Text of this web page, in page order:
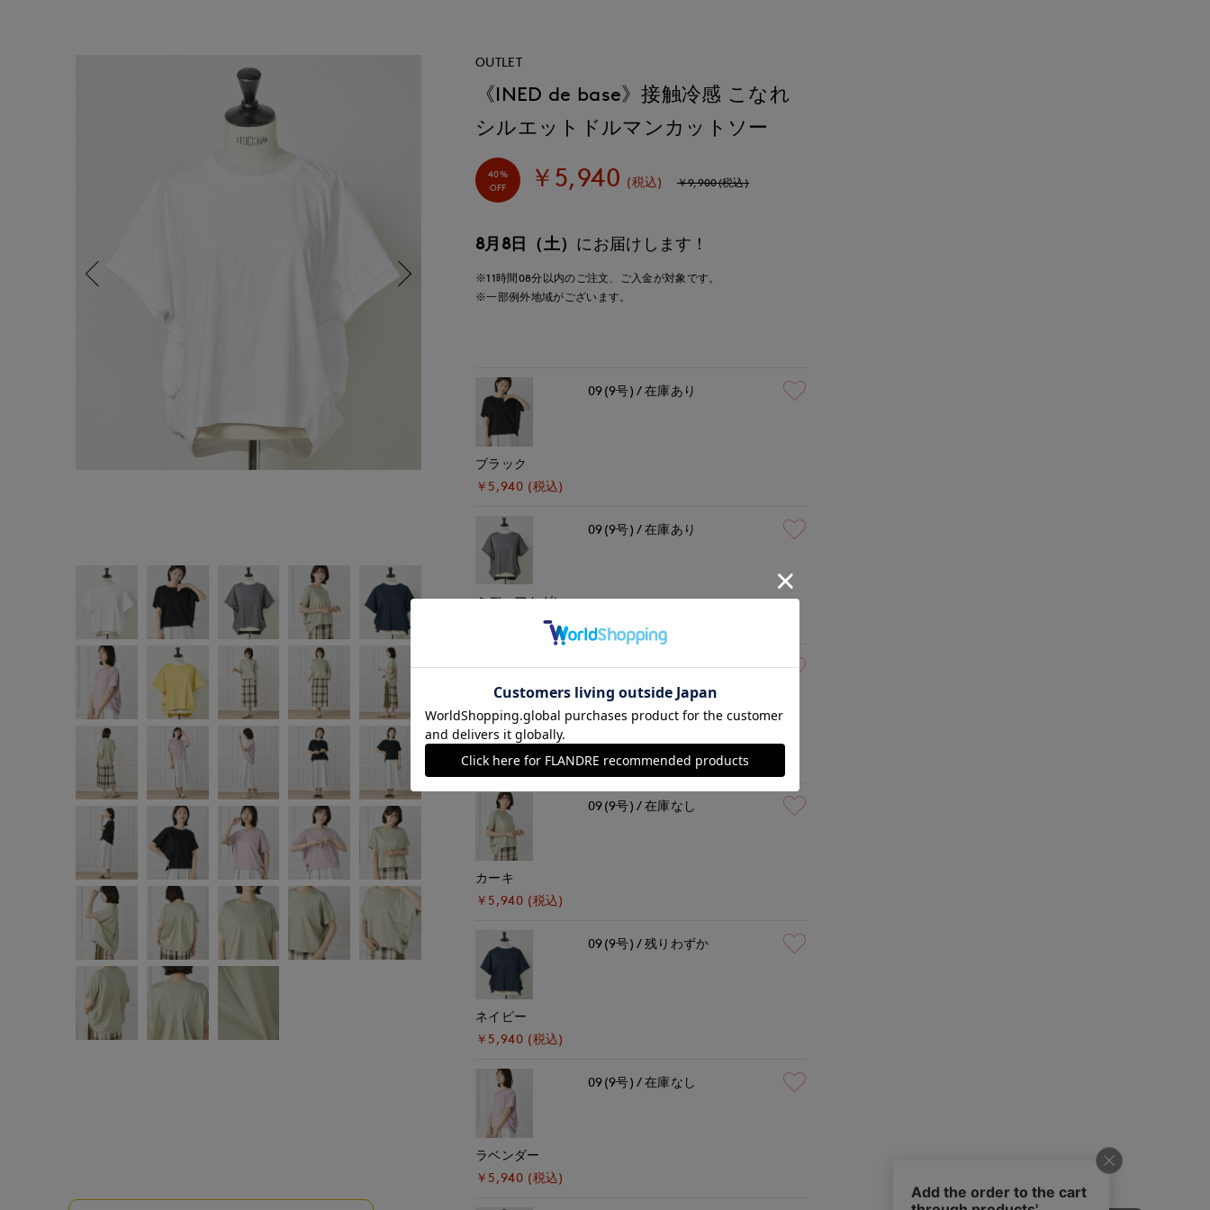
モデル身長:167cm
OUTLET
《INED de base》接触冷感 こなれ
シルエットドルマンカットソー
40%
OFF
￥5,940 (税込) ￥9,900(税込)
8月8日（土） にお届けします！
※11時間08分以内のご注文、ご入金が対象です。
※一部例外地域がございます。
ブラック
￥5,940 (税込)
09(9号) 在庫あり
ミディアムグレー
￥5,940 (税込)
09(9号) 在庫あり
ホワイト
￥5,940 (税込)
09(9号) 残りわずか
カーキ
￥5,940 (税込)
09(9号) 在庫なし
ネイビー
￥5,940 (税込)
09(9号) 残りわずか
ラベンダー
￥5,940 (税込)
09(9号) 在庫なし